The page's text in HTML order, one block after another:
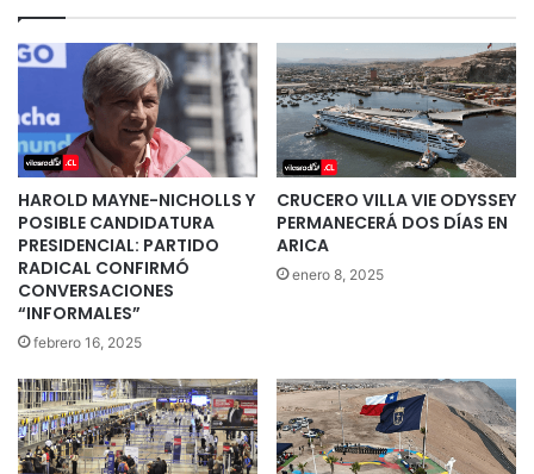
HAROLD MAYNE-NICHOLLS Y
POSIBLE CANDIDATURA
PRESIDENCIAL: PARTIDO
RADICAL CONFIRMÓ
CONVERSACIONES
“INFORMALES”
febrero 16, 2025
CRUCERO VILLA VIE ODYSSEY
PERMANECERÁ DOS DÍAS EN
ARICA
enero 8, 2025